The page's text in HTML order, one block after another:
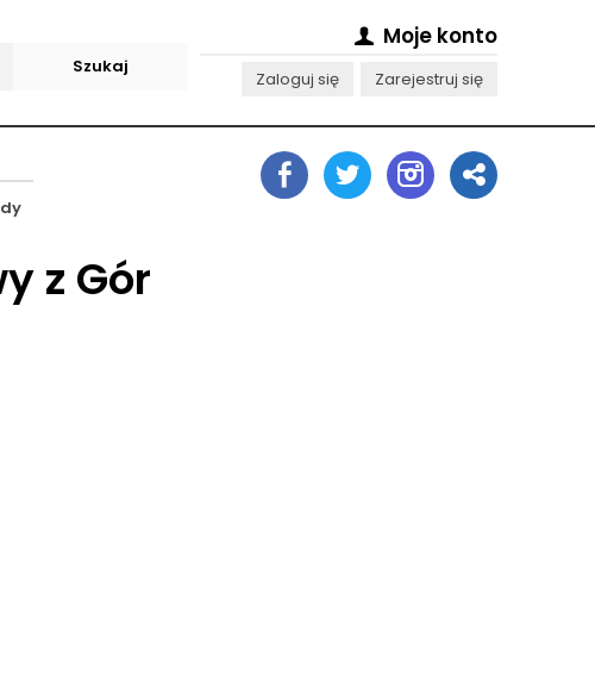
Moje konto
Zaloguj się Zarejestruj się
z Gór